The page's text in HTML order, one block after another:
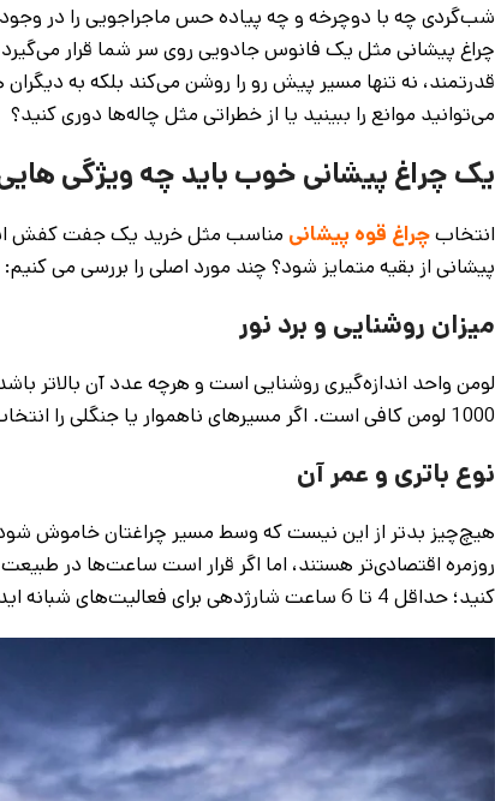
شب‌گردی چه با دوچرخه و چه پیاده حس ماجراجویی را در
چراغ پیشانی مثل یک فانوس جادویی روی سر شما قرار می‌گیرد
قدرتمند، نه تنها مسیر پیش رو را روشن می‌کند بلکه به
می‌توانید موانع را ببینید یا از خطراتی مثل چاله‌ها دوری کنید؟
یک چراغ پیشانی خوب باید چه ویژگی
انتخابچراغ قوه پیشانی مناسب مثل خرید یک جفت کفش است
پیشانی از بقیه متمایز شود؟ چند مورد اصلی را بررسی می کنیم:
میزان روشنایی و برد نور
1000 لومن کافی است. اگر مسیرهای ناهموار یا جنگلی را انتخاب می‌کنید به سمت مدل‌های با لومن بالاتر بروید. برد نور هم مهم است.
نوع باتری و عمر آن
هیچ‌چیز بدتر از این نیست که وسط مسیر چراغتان خاموش
روزمره اقتصادی‌تر هستند، اما اگر قرار است ساعت‌ها در
کنید؛ حداقل 4 تا 6 ساعت شارژدهی برای فعالیت‌های شبانه ایده‌آل است.